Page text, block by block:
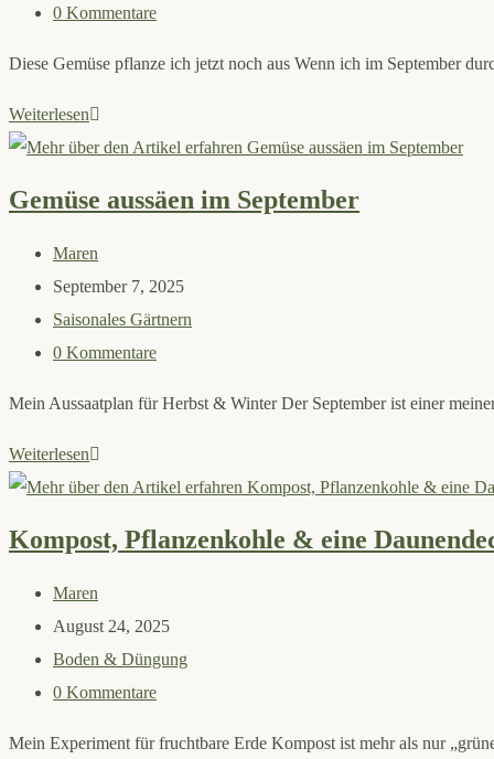
Kategorie:
Beitrags-
0 Kommentare
Diese Gemüse pflanze ich jetzt noch aus Wenn ich im September
WeiterlesenGemüse
auspflanzen
September
Gemüse aussäen im September
Beitrags-
Autor:
Maren
Beitrag
veröffentlicht:
September 7, 2025
Beitrags-
Kategorie:
Saisonales Gärtnern
Beitrags-
0 Kommentare
Mein Aussaatplan für Herbst & Winter Der September ist einer
WeiterlesenGemüse
aussäen
September
Kompost, Pflanzenkohle & eine
Beitrags-
Autor:
Maren
Beitrag
veröffentlicht:
August 24, 2025
Beitrags-
Kategorie:
Boden & Düngung
Beitrags-
0 Kommentare
Mein Experiment für fruchtbare Erde Kompost ist mehr als nur